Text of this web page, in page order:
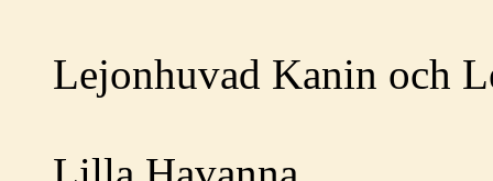
Lejonhuvad Kanin och